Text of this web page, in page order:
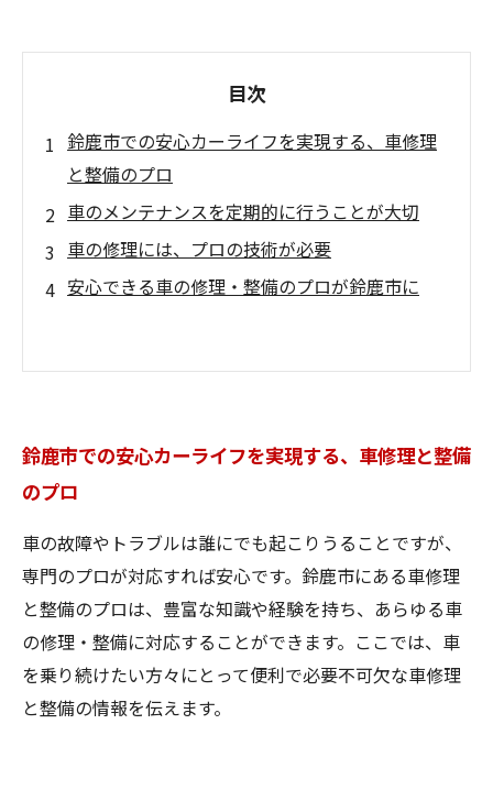
目次
鈴鹿市での安心カーライフを実現する、車修理
と整備のプロ
車のメンテナンスを定期的に行うことが大切
車の修理には、プロの技術が必要
安心できる車の修理・整備のプロが鈴鹿市に
鈴鹿市での安心カーライフを実現する、車修理と整備
のプロ
車の故障やトラブルは誰にでも起こりうることですが、
専門のプロが対応すれば安心です。鈴鹿市にある車修理
と整備のプロは、豊富な知識や経験を持ち、あらゆる車
の修理・整備に対応することができます。ここでは、車
を乗り続けたい方々にとって便利で必要不可欠な車修理
と整備の情報を伝えます。